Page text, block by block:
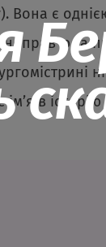
Вона є
та
в